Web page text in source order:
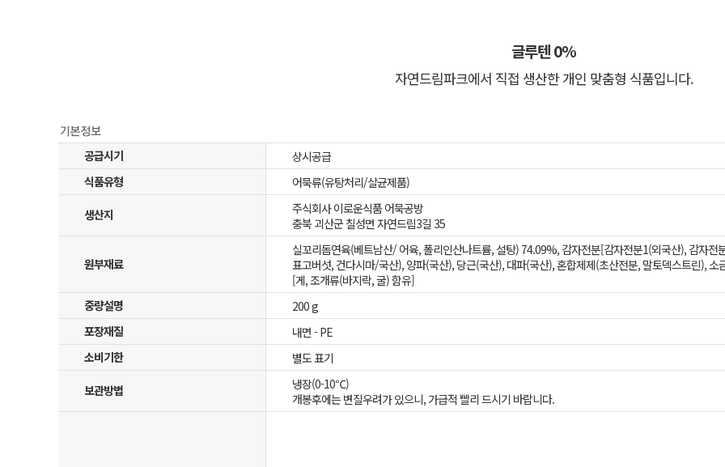
글루텐 0%
자연드림파크에서 직접 생산한 개인 맞춤형 식품입니다.
공급시기
상시공급
식품유형
어묵류(유탕처리/살균제품)
생산지
주식회사 이로운식품 어묵공방
충북 괴산군 칠성면 자연드림3길 35
원부재료
실꼬리돔연육(베트남산/ 어육, 폴리인산나트륨, 설탕) 74.09%, 감자전분[감자전분1(외국산), 감자
표고버섯, 건다시마/국산), 양파(국산), 당근(국산), 대파(국산), 혼합제제(초산전분, 말토덱스트린), 소
[게, 조개류(바지락, 굴) 함유]
중량설명
200 g
포장재질
내면 - PE
소비기한
별도 표기
보관방법
냉장(0-10℃)
개봉후에는 변질우려가 있으니, 가급적 빨리 드시기 바랍니다.